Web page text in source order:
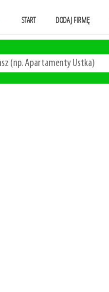
START DODAJ FIRMĘ